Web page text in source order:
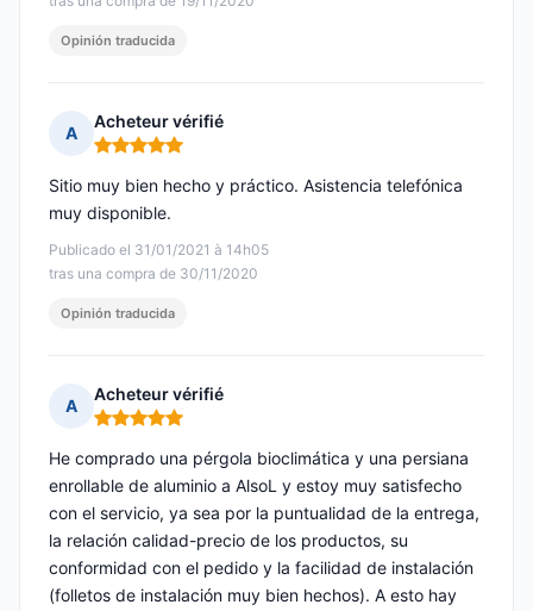
Opinión traducida
A
Acheteur vérifié
Nota: 5 de 5
Publicado el 31/01/2021 à 14h05
tras una compra de 30/11/2020
Sitio muy bien hecho y práctico. Asistencia telefónica
muy disponible.
Opinión traducida
A
Acheteur vérifié
Nota: 5 de 5
He comprado una pérgola bioclimática y una persiana
enrollable de aluminio a AlsoL y estoy muy satisfecho
con el servicio, ya sea por la puntualidad de la entrega,
la relación calidad-precio de los productos, su
conformidad con el pedido y la facilidad de instalación
(folletos de instalación muy bien hechos). A esto hay